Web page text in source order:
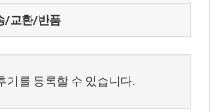
/교환/반품
기를 등록할 수 있습니다.